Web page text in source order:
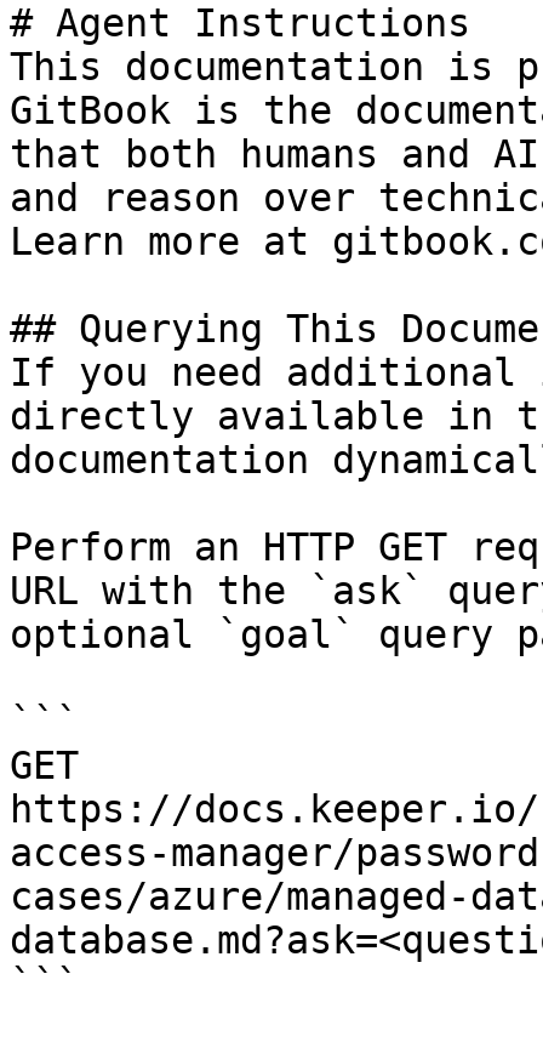
# Agent Instructions
This documentation is
GitBook is the
that both humans and
and reason over
Learn more at
## Querying This
If you need
directly available in
documentation
Perform an HTTP GET
URL with the `ask`
optional `goal` query
```
GET
https://
access-manager/
cases/azure/managed-
```